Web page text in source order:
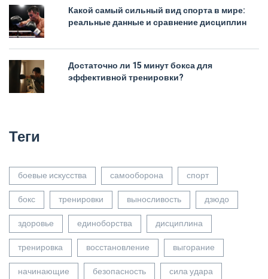
Какой самый сильный вид спорта в мире:
реальные данные и сравнение дисциплин
Достаточно ли 15 минут бокса для
эффективной тренировки?
Теги
боевые искусства самооборона
спорт
бокс
тренировки выносливость
дзюдо
здоровье
единоборства
дисциплина
тренировка
восстановление
выгорание
начинающие
безопасность
сила удара